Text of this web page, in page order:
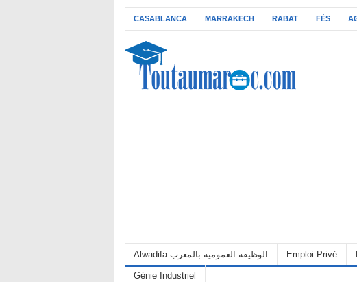
CASABLANCA MARRAKECH RABAT FÈS
Alwadifa الوظيفة العمومية بالمغرب Emploi Privé
Génie Industriel